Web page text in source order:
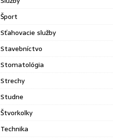
Šport
Sťahovacie služby
Stavebníctvo
Stomatológia
Strechy
Studne
Štvorkolky
Technika